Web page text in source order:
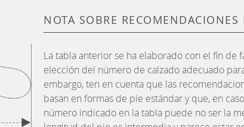
NOTA SOBRE RECOMENDACIONES
La tabla anterior se ha elaborado con el fin de
elección del número de calzado adecuado
embargo, ten en cuenta que las
basan en formas de pie estándar y que, en
número indicado en la tabla puede no ser la